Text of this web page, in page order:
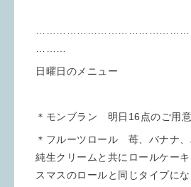
日曜日のメニュー
＊モンブラン 明日16点のご用
＊フルーツロール 苺、バナナ
純生クリームと共にロールケー
スマスのロールと同じタイプにな